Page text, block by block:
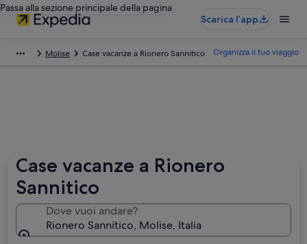
Passa alla sezione principale della pagina
Scarica l’app
Molise Case vacanze a Rionero Sannitico Organizza il tuo viaggio
Case vacanze a Rionero
Sannitico
Dove vuoi andare?
Rionero Sannitico, Molise, Italia